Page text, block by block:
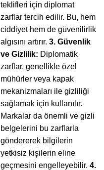
teklifleri için diplomat
zarflar tercih edilir. Bu, hem
ciddiyet hem de güvenilirlik
algısını artırır. 3. Güvenlik
ve Gizlilik: Diplomatik
zarflar, genellikle özel
mühürler veya kapak
mekanizmaları ile gizliliği
sağlamak için kullanılır.
Markalar da önemli ve gizli
belgelerini bu zarflarla
göndererek bilgilerin
yetkisiz kişilerin eline
geçmesini engelleyebilir. 4.